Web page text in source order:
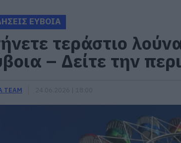
ΕΥΒΟΙΑ
τεράστιο
– Δείτε την
TEAM